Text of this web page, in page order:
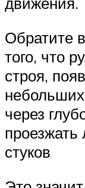
Обратите
того, что
строя,
через
проезжать
стуков